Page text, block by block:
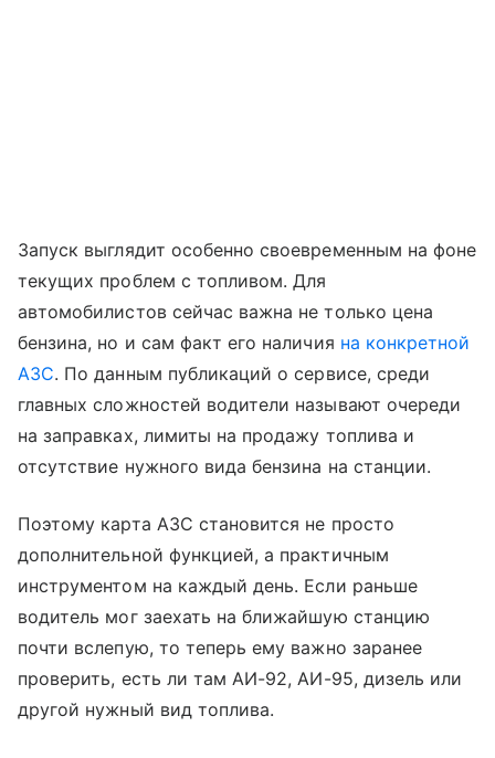
Запуск выглядит особенно своевременным на фоне
текущих проблем с топливом. Для
автомобилистов сейчас важна не только цена
бензина, но и сам факт его наличия на конкретной
АЗС. По данным публикаций о сервисе, среди
главных сложностей водители называют очереди
на заправках, лимиты на продажу топлива и
отсутствие нужного вида бензина на станции.
Поэтому карта АЗС становится не просто
дополнительной функцией, а практичным
инструментом на каждый день. Если раньше
водитель мог заехать на ближайшую станцию
почти вслепую, то теперь ему важно заранее
проверить, есть ли там АИ-92, АИ-95, дизель или
другой нужный вид топлива.